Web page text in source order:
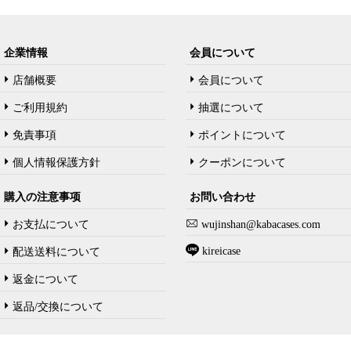
企業情報
店舗概要
ご利用規約
免責事項
個人情報保護方針
会員について
会員について
抽選について
ポイントについて
クーポンについて
購入の注意事项
お支払について
配送送料について
返金について
返品/交換について
お問い合わせ
wujinshan@kabacases.com
kireicase